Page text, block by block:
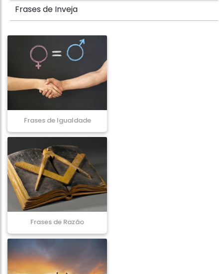
Frases de Inveja
Frases de Igualdade
Frases de Razão